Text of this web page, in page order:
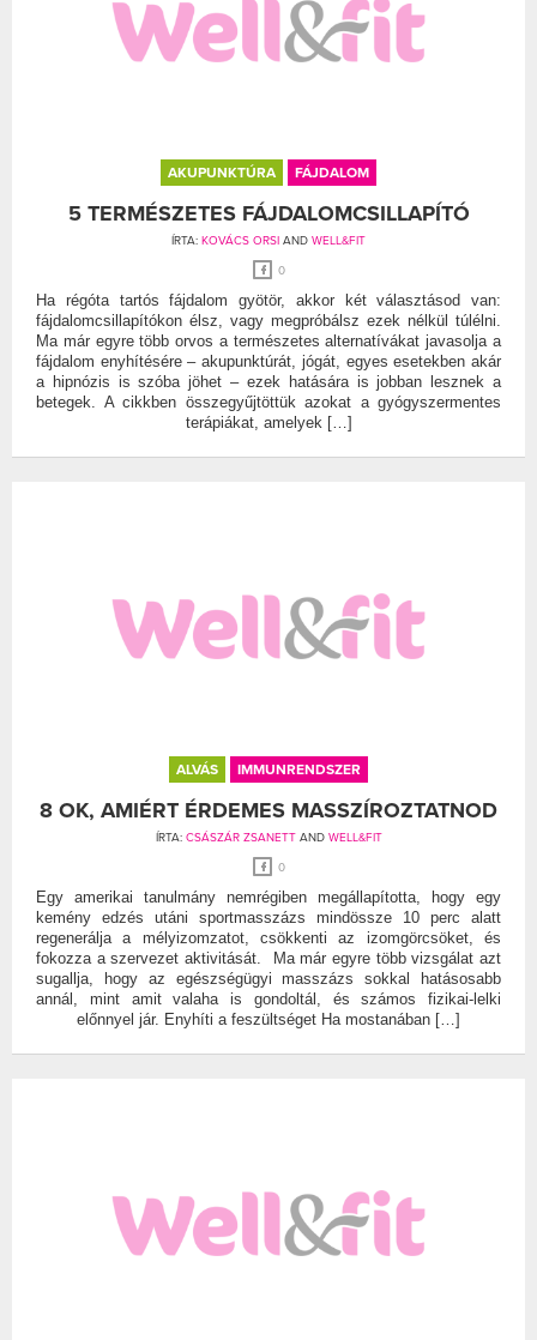
AKUPUNKTÚRA FÁJDALOM
5 TERMÉSZETES FÁJDALOMCSILLAPÍTÓ
ÍRTA: KOVÁCS ORSI AND WELL&FIT
0
Ha régóta tartós fájdalom gyötör, akkor két választásod van:
fájdalomcsillapítókon élsz, vagy megpróbálsz ezek nélkül túlélni.
Ma már egyre több orvos a természetes alternatívákat javasolja a
fájdalom enyhítésére – akupunktúrát, jógát, egyes esetekben akár
a hipnózis is szóba jöhet – ezek hatására is jobban lesznek a
betegek. A cikkben összegyűjtöttük azokat a gyógyszermentes
terápiákat, amelyek […]
ALVÁS IMMUNRENDSZER
8 OK, AMIÉRT ÉRDEMES MASSZÍROZTATNOD
ÍRTA: CSÁSZÁR ZSANETTAND WELL&FIT
0
Egy amerikai tanulmány nemrégiben megállapította, hogy egy
kemény edzés utáni sportmasszázs mindössze 10 perc alatt
regenerálja a mélyizomzatot, csökkenti az izomgörcsöket, és
fokozza a szervezet aktivitását. Ma már egyre több vizsgálat azt
sugallja, hogy az egészségügyi masszázs sokkal hatásosabb
annál, mint amit valaha is gondoltál, és számos fizikai-lelki
előnnyel jár. Enyhíti a feszültséget Ha mostanában […]